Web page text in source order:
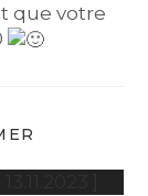
que votre